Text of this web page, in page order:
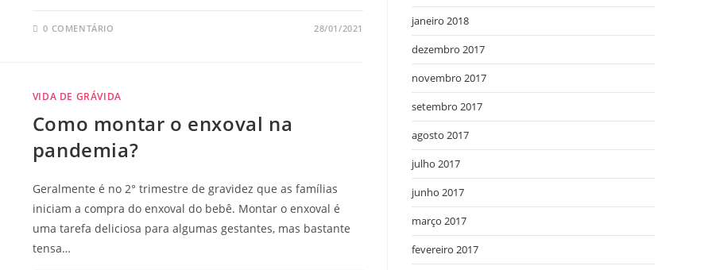
0 COMENTÁRIO 28/01/2021
VIDA DE GRÁVIDA
Como montar o enxoval na
pandemia?
Geralmente é no 2° trimestre de gravidez que as famílias
iniciam a compra do enxoval do bebê. Montar o enxoval é
uma tarefa deliciosa para algumas gestantes, mas bastante
tensa…
janeiro 2018
dezembro 2017
novembro 2017
setembro 2017
agosto 2017
julho 2017
junho 2017
março 2017
fevereiro 2017